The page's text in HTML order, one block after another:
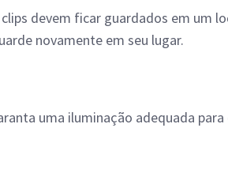
devem ficar guardados em um
novamente em seu lugar.
uma iluminação adequada